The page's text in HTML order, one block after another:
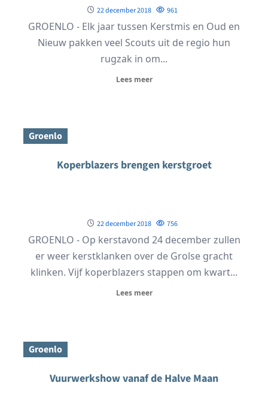
22 december 2018 961
GROENLO - Elk jaar tussen Kerstmis en Oud en
Nieuw pakken veel Scouts uit de regio hun
rugzak in om...
Lees meer
Groenlo
Koperblazers brengen kerstgroet
22 december 2018 756
GROENLO - Op kerstavond 24 december zullen
er weer kerstklanken over de Grolse gracht
klinken. Vijf koperblazers stappen om kwart...
Lees meer
Groenlo
Vuurwerkshow vanaf de Halve Maan